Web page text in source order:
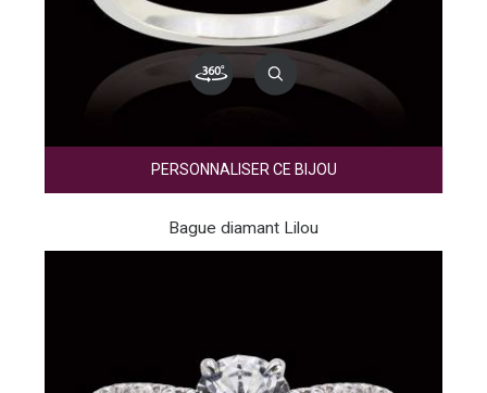
PERSONNALISER CE BIJOU
Bague diamant Lilou